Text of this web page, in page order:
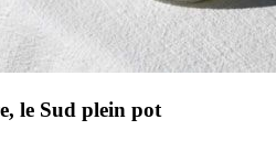
le Sud plein pot